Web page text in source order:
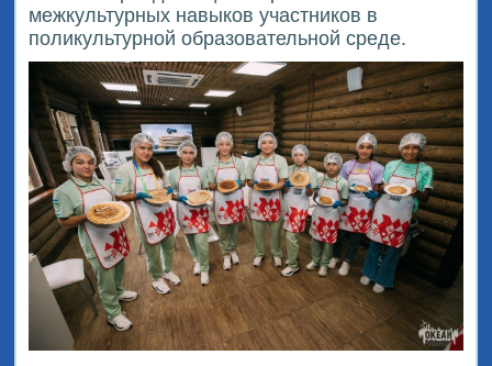
межкультурных навыков участников в
поликультурной образовательной среде.